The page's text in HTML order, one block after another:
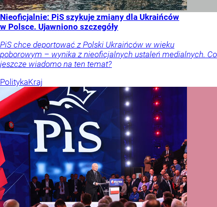
Nieoficjalnie: PiS szykuje zmiany dla Ukraińców
w Polsce. Ujawniono szczegóły
PiS chce deportować z Polski Ukraińców w wieku
poborowym – wynika z nieoficjalnych ustaleń medialnych. Co
jeszcze wiadomo na ten temat?
PolitykaKraj